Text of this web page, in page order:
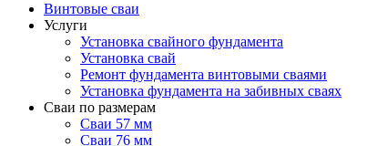
Винтовые сваи
Услуги
Установка свайного фундамента
Установка свай
Ремонт фундамента винтовыми сваями
Установка фундамента на забивных сваях
Сваи по размерам
Сваи 57 мм
Сваи 76 мм